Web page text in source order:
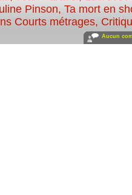
Pinson, Ta mort en
Courts métrages,
Aucun